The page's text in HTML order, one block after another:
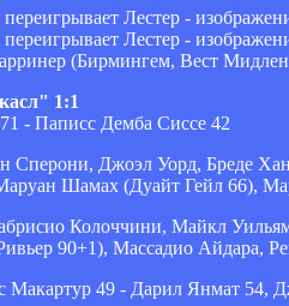
(Бирмингем, Вест
1:1
- Паписс Демба Сиссе 42
Сперони, Джоэл Уорд, Бреде
Шамах (Дуайт Гейл 66),
Колоччини, Майкл
90+1), Массадио Айдара,
Макартур 49 - Дарил Янмат 54,